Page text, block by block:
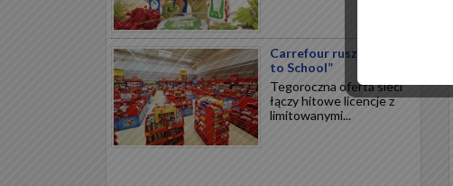
Carrefour rusza z „Back
to School”
Tegoroczna oferta sieci
łączy hitowe licencje z
limitowanymi...